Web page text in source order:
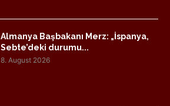
Almanya Başbakanı Merz: „İspanya,
Sebte’deki durumu...
8. August 2026